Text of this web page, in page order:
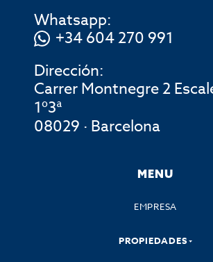
Whatsapp:
+34 604 270 991
Dirección:
Carrer Montnegre 2
1º3ª
08029 · Barcelona
MENU
EMPRESA
PROPIEDADES